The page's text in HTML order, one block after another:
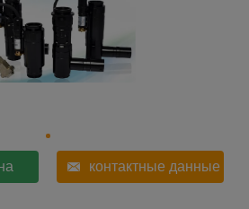
контактные данные